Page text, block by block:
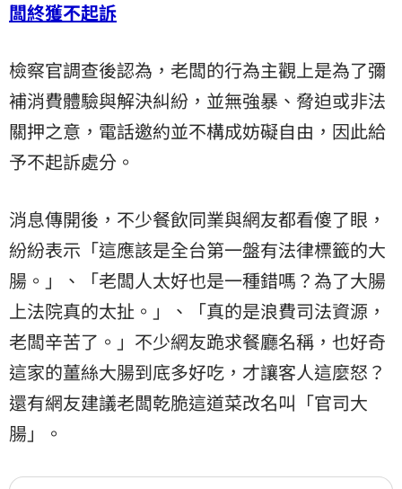
闆終獲不起訴
檢察官調查後認為，老闆的行為主觀上是為了彌
補消費體驗與解決糾紛，並無強暴、脅迫或非法
關押之意，電話邀約並不構成妨礙自由，因此給
予不起訴處分。
消息傳開後，不少餐飲同業與網友都看傻了眼，
紛紛表示「這應該是全台第一盤有法律標籤的大
腸。」、「老闆人太好也是一種錯嗎？為了大腸
上法院真的太扯。」、「真的是浪費司法資源，
老闆辛苦了。」不少網友跪求餐廳名稱，也好奇
這家的薑絲大腸到底多好吃，才讓客人這麼怒？
還有網友建議老闆乾脆這道菜改名叫「官司大
腸」。